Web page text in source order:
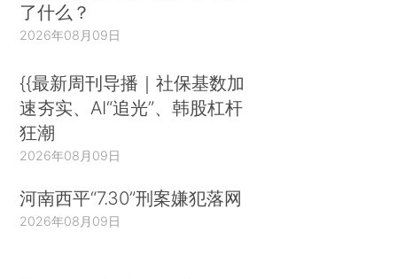
了什么？
2026年08月09日
{{最新周刊导播｜社保基数加
速夯实、AI“追光”、韩股杠杆
狂潮
2026年08月09日
河南西平“7.30”刑案嫌犯落网
2026年08月09日